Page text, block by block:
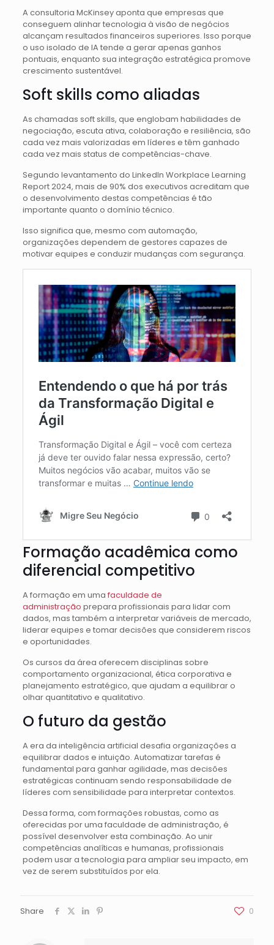
A consultoria McKinsey aponta que empresas que
conseguem alinhar tecnologia à visão de negócios
alcançam resultados financeiros superiores. Isso porque
o uso isolado de IA tende a gerar apenas ganhos
pontuais, enquanto sua integração estratégica promove
crescimento sustentável.
Soft skills como aliadas
As chamadas soft skills, que englobam habilidades de
negociação, escuta ativa, colaboração e resiliência, são
cada vez mais valorizadas em líderes e têm ganhado
cada vez mais status de competências-chave.
Segundo levantamento do LinkedIn Workplace Learning
Report 2024, mais de 90% dos executivos acreditam que
o desenvolvimento destas competências é tão
importante quanto o domínio técnico.
Isso significa que, mesmo com automação,
organizações dependem de gestores capazes de
motivar equipes e conduzir mudanças com segurança.
Formação acadêmica como
diferencial competitivo
A formação em uma faculdade de
administração prepara profissionais para lidar com
dados, mas também a interpretar variáveis de mercado,
liderar equipes e tomar decisões que considerem riscos
e oportunidades.
Os cursos da área oferecem disciplinas sobre
comportamento organizacional, ética corporativa e
planejamento estratégico, que ajudam a equilibrar o
olhar quantitativo e qualitativo.
O futuro da gestão
A era da inteligência artificial desafia organizações a
equilibrar dados e intuição. Automatizar tarefas é
fundamental para ganhar agilidade, mas decisões
estratégicas continuam sendo responsabilidade de
líderes com sensibilidade para interpretar contextos.
Dessa forma, com formações robustas, como as
oferecidas por uma faculdade de administração, é
possível desenvolver esta combinação. Ao unir
competências analíticas e humanas, profissionais
podem usar a tecnologia para ampliar seu impacto, em
vez de serem substituídos por ela.
Share 0